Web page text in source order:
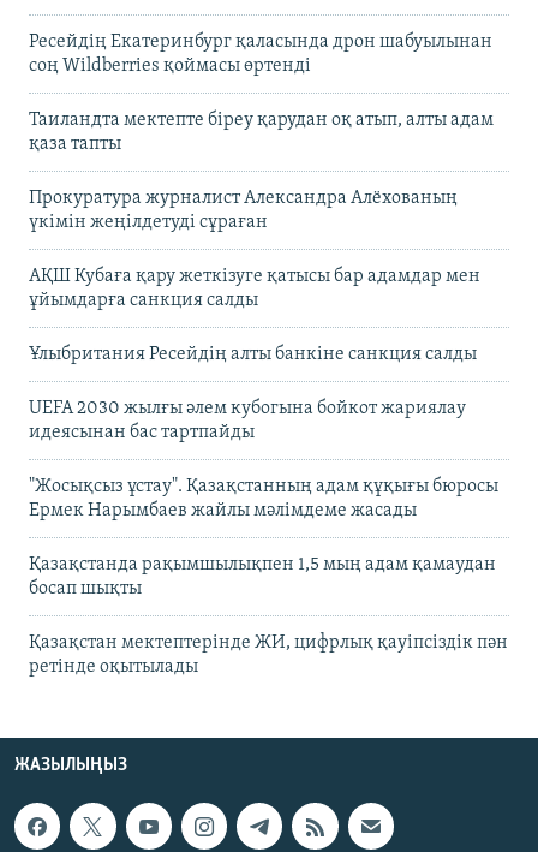
Ресейдің Екатеринбург қаласында дрон шабуылынан
соң Wildberries қоймасы өртенді
Таиландта мектепте біреу қарудан оқ атып, алты адам
қаза тапты
Прокуратура журналист Александра Алёхованың
үкімін жеңілдетуді сұраған
АҚШ Кубаға қару жеткізуге қатысы бар адамдар мен
ұйымдарға санкция салды
Ұлыбритания Ресейдің алты банкіне санкция салды
UEFA 2030 жылғы әлем кубогына бойкот жариялау
идеясынан бас тартпайды
"Жосықсыз ұстау". Қазақстанның адам құқығы бюросы
Ермек Нарымбаев жайлы мәлімдеме жасады
Қазақстанда рақымшылықпен 1,5 мың адам қамаудан
босап шықты
Қазақстан мектептерінде ЖИ, цифрлық қауіпсіздік пән
ретінде оқытылады
ЖАЗЫЛЫҢЫЗ